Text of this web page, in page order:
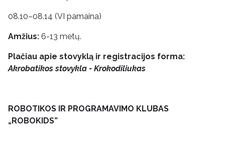
08.10–08.14 (VI pamaina)
Amžius: 6-13 metų.
Plačiau apie stovyklą ir registracijos forma:
Akrobatikos stovykla - Krokodiliukas
ROBOTIKOS IR PROGRAMAVIMO KLUBAS
„ROBOKIDS”